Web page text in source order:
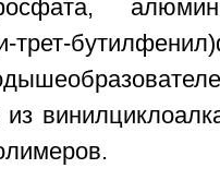
ди-трет-
из